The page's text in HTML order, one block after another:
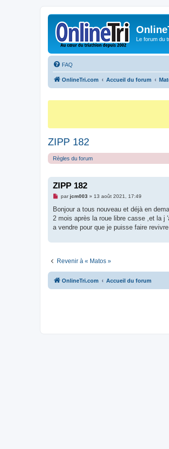
Le forum du
FAQ
OnlineTri.com Accueil du forum
ZIPP 182
Règles du forum
ZIPP 182
M
s
a
g
o
u
parjcm003 » 13 août 2021, 17:49
Bonjour a tous nouveau et déjà en
2 mois après la roue libre casse ,et la j
a vendre pour que je puisse faire
Revenir à « Matos »
OnlineTri.com Accueil du forum